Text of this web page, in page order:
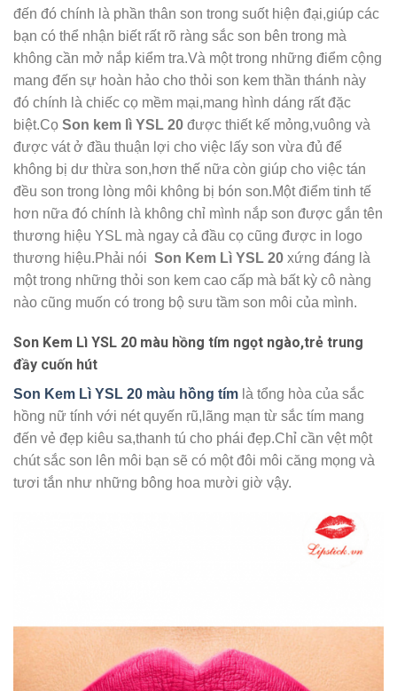
đến đó chính là phần thân son trong suốt hiện đại,giúp các
bạn có thể nhận biết rất rõ ràng sắc son bên trong mà
không cần mở nắp kiểm tra.Và một trong những điểm cộng
mang đến sự hoàn hảo cho thỏi son kem thần thánh này
đó chính là chiếc cọ mềm mại,mang hình dáng rất đặc
biệt.Cọ Son kem lì YSL 20 được thiết kế mỏng,vuông và
được vát ở đầu thuận lợi cho việc lấy son vừa đủ để
không bị dư thừa son,hơn thế nữa còn giúp cho việc tán
đều son trong lòng môi không bị bón son.Một điểm tinh tế
hơn nữa đó chính là không chỉ mình nắp son được gắn tên
thương hiệu YSL mà ngay cả đầu cọ cũng được in logo
thương hiệu.Phải nói Son Kem Lì YSL 20 xứng đáng là
một trong những thỏi son kem cao cấp mà bất kỳ cô nàng
nào cũng muốn có trong bộ sưu tầm son môi của mình.
Son Kem Lì YSL 20 màu hồng tím ngọt ngào,trẻ trung
đầy cuốn hút
Son Kem Lì YSL 20 màu hồng tím là tổng hòa của sắc
hồng nữ tính với nét quyến rũ,lãng mạn từ sắc tím mang
đến vẻ đẹp kiêu sa,thanh tú cho phái đẹp.Chỉ cần vệt một
chút sắc son lên môi bạn sẽ có một đôi môi căng mọng và
tươi tắn như những bông hoa mười giờ vậy.